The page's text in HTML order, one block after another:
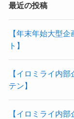
最近の投稿
【年末年始大型
ト】
【イロミライ内
テン】
【イロミライ内